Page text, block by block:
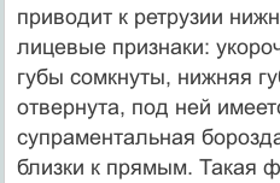
приводит к ретрузии
лицевые признаки:
губы сомкнуты, нижняя
отвернута, под ней
супраментальная
близки к прямым. Такая